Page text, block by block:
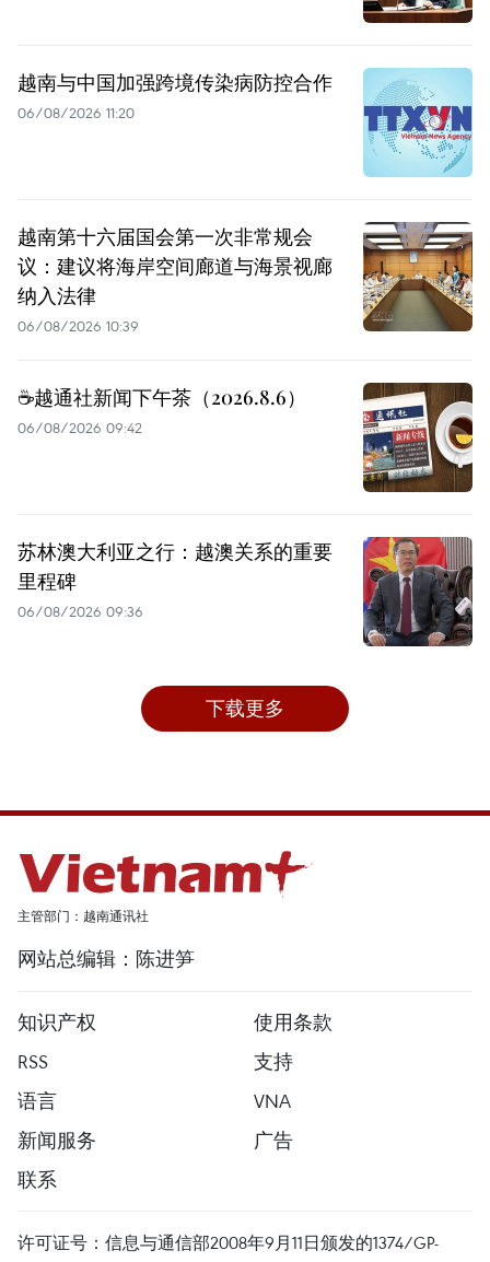
越南与中国加强跨境传染病防控合作
06/08/2026 11:20
越南第十六届国会第一次非常规会
议：建议将海岸空间廊道与海景视廊
纳入法律
06/08/2026 10:39
☕️越通社新闻下午茶（2026.8.6）
06/08/2026 09:42
苏林澳大利亚之行：越澳关系的重要
里程碑
06/08/2026 09:36
下载更多
主管部门：越南通讯社
网站总编辑：陈进笋
知识产权
使用条款
RSS
支持
语言
VNA
新闻服务
广告
联系
许可证号：信息与通信部2008年9月11日颁发的1374/GP-